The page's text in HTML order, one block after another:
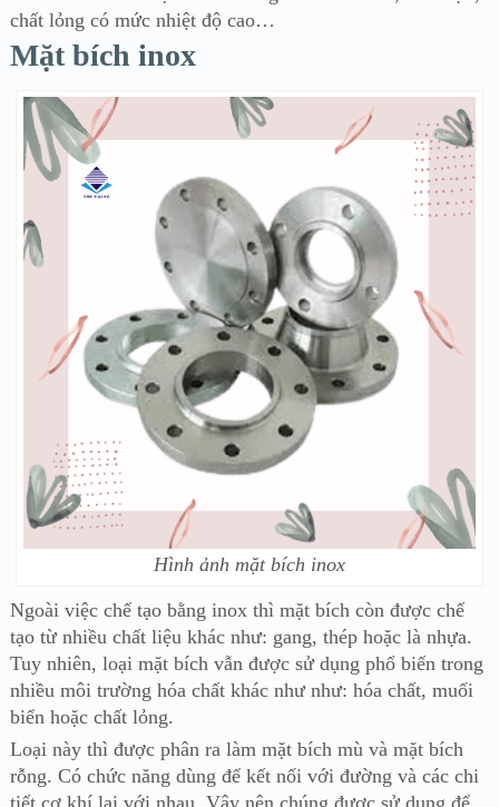
chất lỏng có mức nhiệt độ cao…
Mặt bích inox
Hình ảnh mặt bích inox
Ngoài việc chế tạo bằng inox thì mặt bích còn được chế
tạo từ nhiều chất liệu khác như: gang, thép hoặc là nhựa.
Tuy nhiên, loại mặt bích vẫn được sử dụng phổ biến trong
nhiều môi trường hóa chất khác như như: hóa chất, muối
biển hoặc chất lỏng.
Loại này thì được phân ra làm mặt bích mù và mặt bích
rỗng. Có chức năng dùng để kết nối với đường và các chi